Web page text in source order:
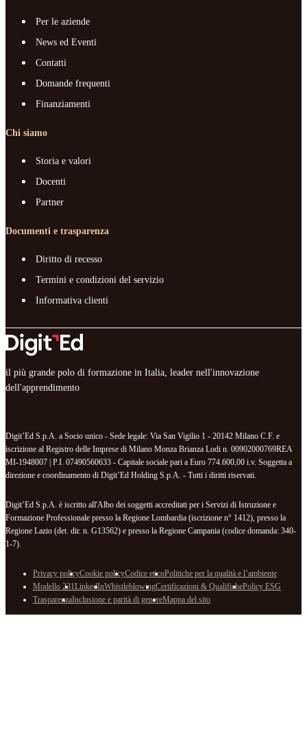
Per le aziende
News ed Eventi
Contatti
Domande frequenti
Finanziamenti
Chi siamo
Storia e valori
Docenti
Partner
Documenti e trasparenza
Diritto di recesso
Termini e condizioni del servizio
Informativa clienti
il più grande polo di formazione in Italia, leader nell'innovazione
dell'apprendimento
Digit’Ed S.p.A. a Socio unico - Sede legale: Via San Vigilio 1 - 20142 Milano C.F. e
iscrizione al Registro delle Imprese di Milano Monza Brianza Lodi n. 00902000769REA
MI-1948007 | P.I. 07490560633 - Capitale sociale pari a Euro 774.600,00 i.v. Soggetta a
direzione e coordinamento di Digit’Ed Holding S.p.A. - Tutti i diritti riservati.
Digit’Ed S.p.A. è iscritto all'Albo dei soggetti accreditati per i Servizi di Istruzione e
Formazione Professionale presso la Regione Lombardia (iscrizione n° 1412), presso la
Regione Lazio (det. dir. n. G13562) e presso la Regione Campania (codice domanda: 340-
1-7).
Privacy policyCookie policyCodice eticoPolitiche per la qualità e l’ambiente
Modello 231LinkedInWhistleblowingCertificazioni & QualifichePolicy ESG
TrasparenzaInclusione e parità di genereMappa del sito